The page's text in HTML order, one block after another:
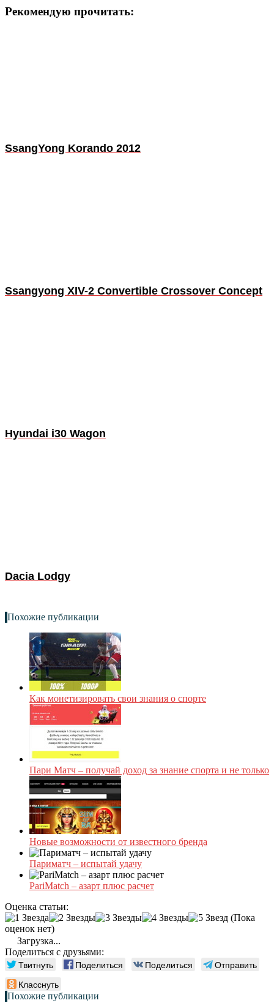
Рекомендую прочитать:
SsangYong Korando 2012
Ssangyong XIV-2 Convertible Crossover Concept
Hyundai i30 Wagon
Dacia Lodgy
Похожие публикации
Как монетизировать свои знания о спорте
Пари Матч – получай доход за знание спорта и не только
Новые возможности от известного бренда
Париматч – испытай удачу
PariMatch – азарт плюс расчет
Оценка статьи:
(Пока
оценок нет)
Загрузка...
Поделиться с друзьями:
Твитнуть Поделиться Поделиться
Отправить
Класснуть
Похожие публикации